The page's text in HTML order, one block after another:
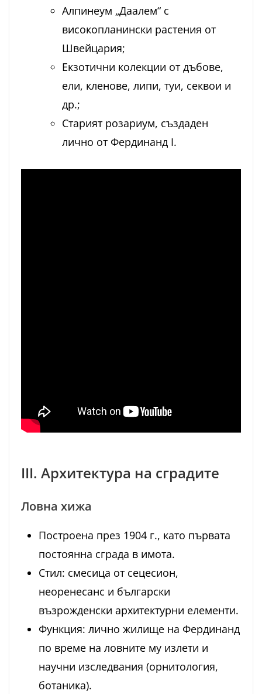
Алпинеум „Даалем“ с
високопланински растения от
Швейцария;
Екзотични колекции от дъбове,
ели, кленове, липи, туи, секвои и
др.;
Старият розариум, създаден
лично от Фердинанд I.
III. Архитектура на сградите
Ловна хижа
Построена през 1904 г., като първата
постоянна сграда в имота.
Стил: смесица от сецесион,
неоренесанс и български
възрожденски архитектурни елементи.
Функция: лично жилище на Фердинанд
по време на ловните му излети и
научни изследвания (орнитология,
ботаника).